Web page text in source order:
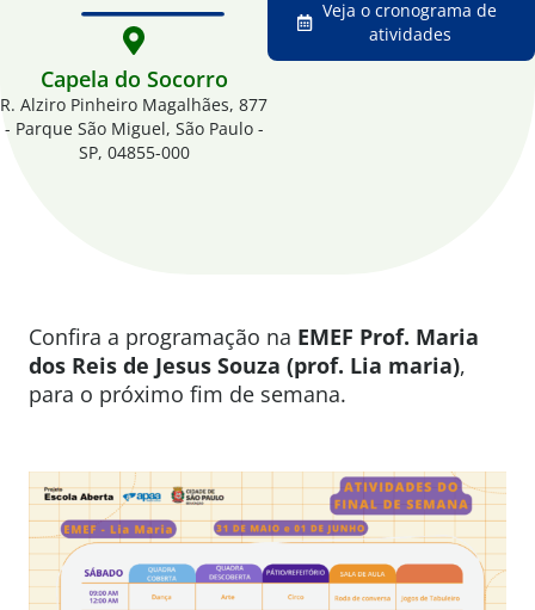
Capela do Socorro
R. Alziro Pinheiro Magalhães, 877
- Parque São Miguel, São Paulo -
SP, 04855-000
Veja o cronograma de
atividades
Confira a programação na EMEF Prof. Maria
dos Reis de Jesus Souza (prof. Lia maria),
para o próximo fim de semana.